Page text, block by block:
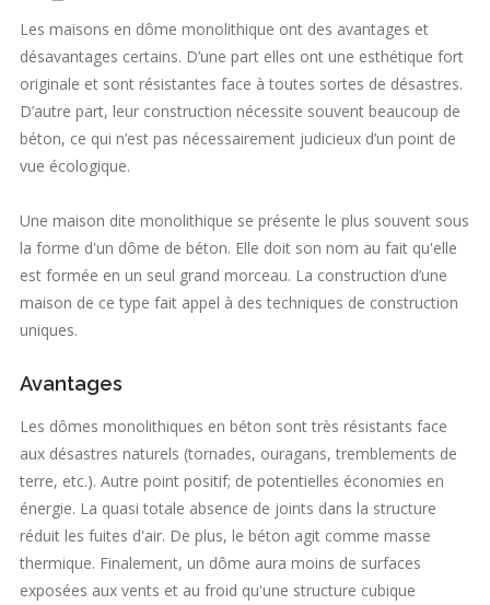
Les maisons en dôme monolithique ont des avantages et
désavantages certains. D’une part elles ont une esthétique fort
originale et sont résistantes face à toutes sortes de désastres.
D’autre part, leur construction nécessite souvent beaucoup de
béton, ce qui n’est pas nécessairement judicieux d’un point de
vue écologique.
Une maison dite monolithique se présente le plus souvent sous
la forme d'un dôme de béton. Elle doit son nom au fait qu'elle
est formée en un seul grand morceau. La construction d’une
maison de ce type fait appel à des techniques de construction
uniques.
Avantages
Les dômes monolithiques en béton sont très résistants face
aux désastres naturels (tornades, ouragans, tremblements de
terre, etc.). Autre point positif; de potentielles économies en
énergie. La quasi totale absence de joints dans la structure
réduit les fuites d'air. De plus, le béton agit comme masse
thermique. Finalement, un dôme aura moins de surfaces
exposées aux vents et au froid qu'une structure cubique